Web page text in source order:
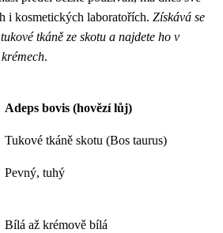
i kosmetických laboratořích. Získává se
tkáně ze skotu a najdete ho v
.
Adeps bovis (hovězí lůj)
Tukové tkáně skotu (Bos taurus)
Pevný, tuhý
Bílá až krémově bílá